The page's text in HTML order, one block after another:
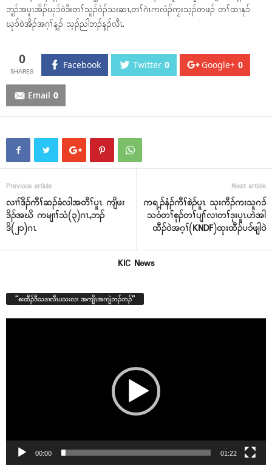
ဘူၣ်အပူၤအိၣ်ဃုၥ်၀ဲဒီးတၢ်သူၣ်၀ံၣ်သးဆၢ,တၢ်ဂဲၤကလံၣ်ကၠးသ့ၣ်တဖၣ် တၢ်ထၢနုၥ်
ဃုၥ်၀ဲအိၣ်အဂ့ၢ်န့ၣ် သ့ၣ်ညါဘၣ်န့ၣ်လီၤ.
0 Facebook Twitter 0 Google+ 0
Email 0
Previous article
လၢၢ်ဒိၣ်ကီၢ်ဆၣ်ခံလါအတီၢ်ပူၤ ကျိဖး
ဒိၣ်အဃိ ကမျၢၢ်သံ(၃)ဂၤ,ဘၣ်
ဒိ(၂၁)ဂၤ
Next article
ကရ့ၣ်နံၣ်ကီၢ်စဲၣ်ပူၤ သုးကီၣ်ကးသူဂၥ်
သဝံတၢ်စုၣ်တၢ်ပျၢ်လၢတၢ်ဒုးပူၤဟဲအါ
ထီၣ်ဝဲအဂ့ၢ်(KNDF)ထုးထီၣ်ပၥ်ဖျါဝဲ
KIC News
“စးထီၣ်ဒီသဒၢလီၤပသးလၢ အကျိၤအကျဲဘၣ်ဘၣ်”
00:00 01:22